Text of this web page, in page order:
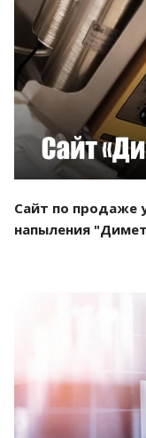
Сайт по продаже
напыления